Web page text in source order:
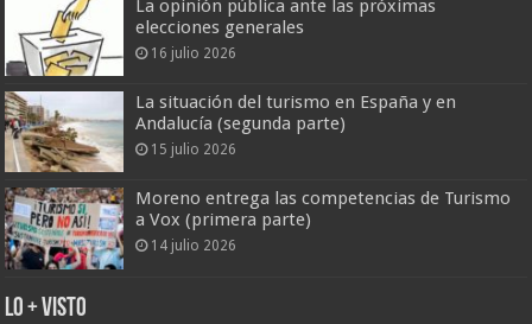
La opinión pública ante las próximas
elecciones generales
16 julio 2026
La situación del turismo en España y en
Andalucía (segunda parte)
15 julio 2026
Moreno entrega las competencias de Turismo
a Vox (primera parte)
14 julio 2026
Lo + Visto